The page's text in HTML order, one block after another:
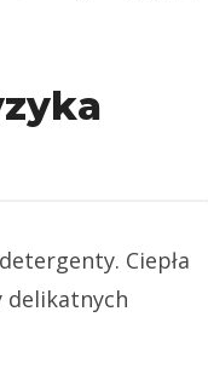
Ciepła
delikatnych